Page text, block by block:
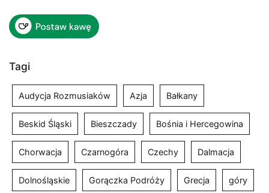
Tagi
Audycja Rozmusiaków Azja Bałkany
Beskid Śląski Bieszczady Bośnia i Hercegowina
Chorwacja Czarnogóra Czechy Dalmacja
Dolnośląskie Gorączka Podróży Grecja góry